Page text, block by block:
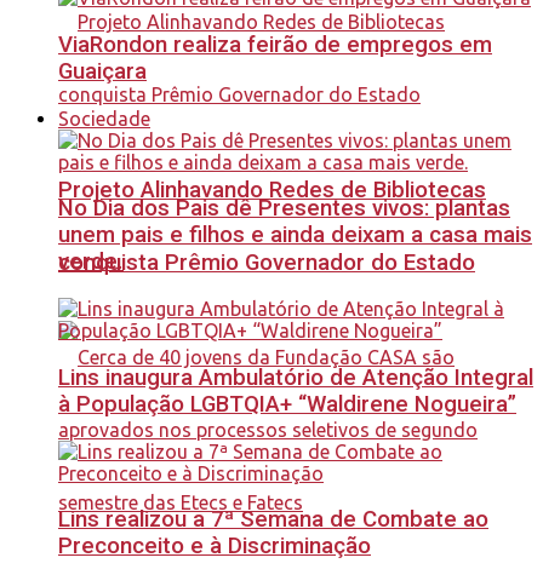
Projeto Alinhavando Redes de Bibliotecas
conquista Prêmio Governador do Estado
ViaRondon realiza feirão de empregos em
Guaiçara
Sociedade
No Dia dos Pais dê Presentes vivos: plantas
unem pais e filhos e ainda deixam a casa mais
verde.
Lins inaugura Ambulatório de Atenção Integral
à População LGBTQIA+ “Waldirene Nogueira”
Lins realizou a 7ª Semana de Combate ao
Preconceito e à Discriminação